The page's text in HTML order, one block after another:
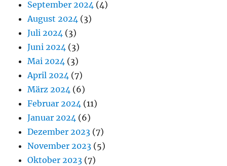
September 2024 (4)
August 2024 (3)
Juli 2024 (3)
Juni 2024 (3)
Mai 2024 (3)
April 2024 (7)
März 2024 (6)
Februar 2024 (11)
Januar 2024 (6)
Dezember 2023 (7)
November 2023 (5)
Oktober 2023 (7)